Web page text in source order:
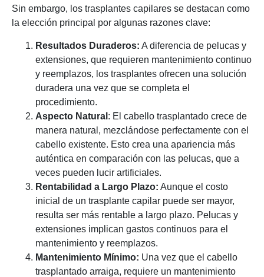
Sin embargo, los trasplantes capilares se destacan como
la elección principal por algunas razones clave:
Resultados Duraderos: A diferencia de pelucas y
extensiones, que requieren mantenimiento continuo
y reemplazos, los trasplantes ofrecen una solución
duradera una vez que se completa el
procedimiento.
Aspecto Natural : El cabello trasplantado crece de
manera natural, mezclándose perfectamente con el
cabello existente. Esto crea una apariencia más
auténtica en comparación con las pelucas, que a
veces pueden lucir artificiales.
Rentabilidad a Largo Plazo: Aunque el costo
inicial de un trasplante capilar puede ser mayor,
resulta ser más rentable a largo plazo. Pelucas y
extensiones implican gastos continuos para el
mantenimiento y reemplazos.
Mantenimiento Mínimo: Una vez que el cabello
trasplantado arraiga, requiere un mantenimiento